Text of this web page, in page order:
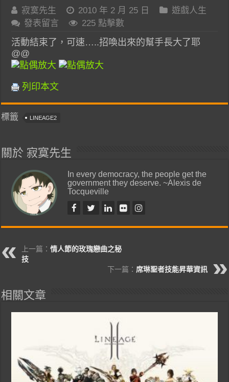
寂寞先生 2010 年 2 月 25 日
遊戲人生
發表留言
225 點擊數
活動結束了，可速…..招喚出來的幫手長大了耶
@@
列印本文
標籤 LINEAGE2
關於 寂寞先生
In every democracy, the people get the
government they deserve. ~Alexis de
Tocqueville
上一篇：情人節的玫瑰戀曲之秘
技
下一篇： 席琳聖者技能昇華資訊
相關文章